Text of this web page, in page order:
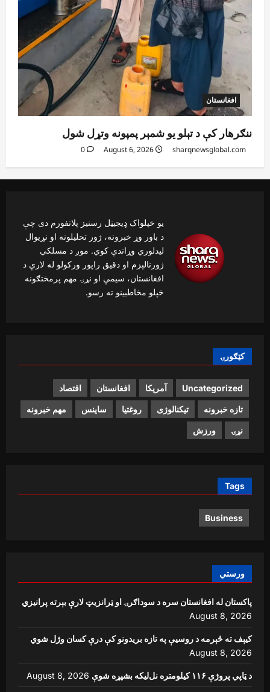
افغانستان
ننګرهار کې د تېلو یو شمېر پمپونه وتړل شول
sharqnewsglobal.com
0
یو خپلواک ډیجیټل رسنیز پلاتفورم دی چې
د باور وړ خبرونه، ژور تحلیلونه او نړیوال
لیدلوري وړاندې کوي. موږ د مسلکي
ژورنالېزم او دقیق راپور ورکولو له لارې د
افغانستان، سیمې او نړۍ مهم پرمختګونه
خپلو مخاطبینو ته رسو.
کټګورۍ
Uncategorized آمریکا افغانستان اقتصاد
تازه خبرونه تیکنالوژی روغتیا ساینس مهم خبرونه
نړۍ ورزش
Tags
Business
ورستي
پاکستان له افغانستان سره د سوداګرۍ او ټرانزیټ لارې بېرته پرانیزي
August 8, 2026
کیېف ته څېرمه د روسیې په تازه بریدونو کې درې کسان وژل شوي
August 8, 2026
د ټاپي پروژې ۱۱۶ کیلومتره نل‌لیکه بشپړه شوې August 8, 2026